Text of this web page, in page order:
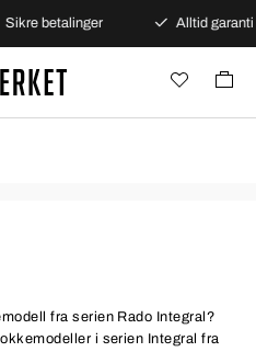
Sikre betalinger Alltid garanti
fra serien Rado Integral?
i serien Integral fra